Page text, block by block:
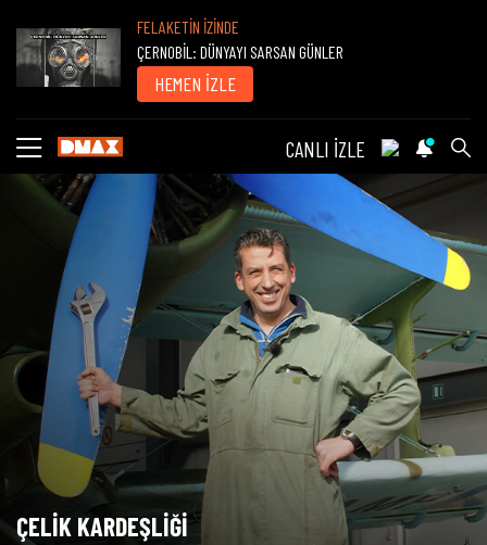
FELAKETİN İZİNDE
ÇERNOBİL: DÜNYAYI SARSAN GÜNLER
HEMEN İZLE
CANLI İZLE
ÇELİK KARDEŞLİĞİ